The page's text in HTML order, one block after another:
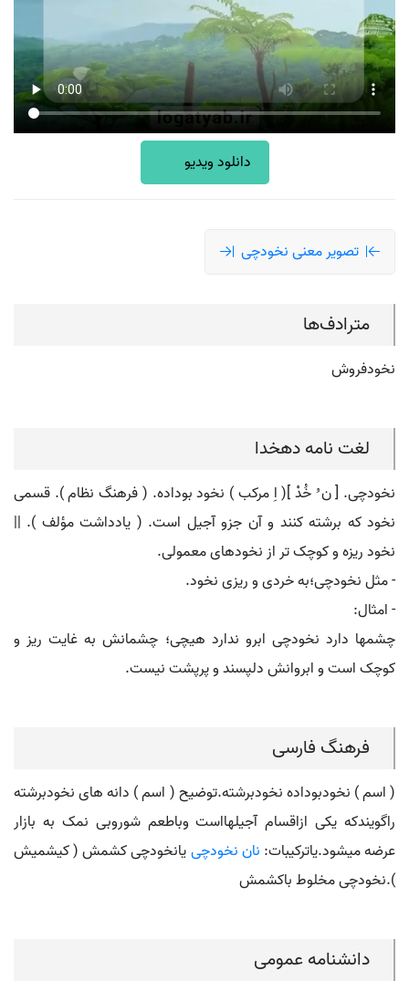
دانلود ویدیو
تصویر معنی نخودچی
مترادف‌ها
نخودفروش
لغت نامه دهخدا
نخودچی. [ ن ُ خُدْ ]( اِ مرکب ) نخود بوداده. ( فرهنگ نظام ). قسمی
نخود که برشته کنند و آن جزو آجیل است. ( یادداشت مؤلف ). ||
نخود ریزه و کوچک تر از نخودهای معمولی.
- مثل نخودچی؛به خردی و ریزی نخود.
- امثال:
چشمها دارد نخودچی ابرو ندارد هیچی؛ چشمانش به غایت ریز و
کوچک است و ابروانش دلپسند و پرپشت نیست.
فرهنگ فارسی
( اسم ) نخودبوداده نخودبرشته.توضیح ( اسم ) دانه های نخودبرشته
راگویندکه یکی ازاقسام آجیلهااست وباطعم شوروبی نمک به بازار
عرضه میشود.یاترکیبات: نان نخودچییانخودچی کشمش ( کیشمیش
).نخودچی مخلوط باکشمش
دانشنامه عمومی